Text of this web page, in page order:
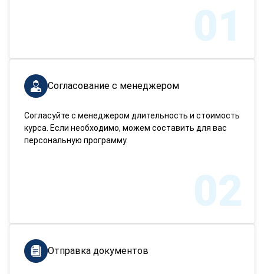
01
Согласование с менеджером
Согласуйте с менеджером длительность и стоимость
курса. Если необходимо, можем составить для вас
персональную программу.
02
Отправка документов